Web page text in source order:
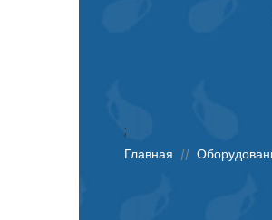
;
Главная
//